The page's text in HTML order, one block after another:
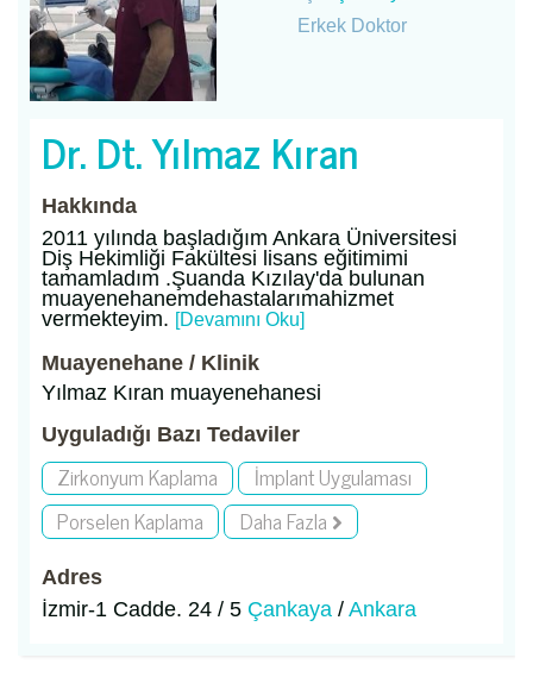
Erkek Doktor
Dr. Dt. Yılmaz Kıran
Hakkında
2011 yılında başladığım Ankara Üniversitesi
Diş Hekimliği Fakültesi lisans eğitimimi
tamamladım .Şuanda Kızılay'da bulunan
muayenehanemdehastalarımahizmet
vermekteyim. [Devamını Oku]
Muayenehane / Klinik
Yılmaz Kıran muayenehanesi
Uyguladığı Bazı Tedaviler
Zirkonyum Kaplama
İmplant Uygulaması
Porselen Kaplama
Daha Fazla
Adres
İzmir-1 Cadde. 24 / 5 Çankaya / Ankara